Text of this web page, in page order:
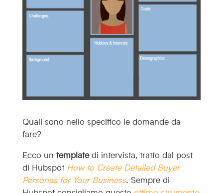
Quali sono nello specifico le domande da
fare?
Ecco un templatedi intervista, tratto dal post
di Hubspot How to Create Detailed Buyer
Personas for Your Business. Sempre di